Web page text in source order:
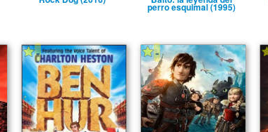
perro esquimal (1995)
- -